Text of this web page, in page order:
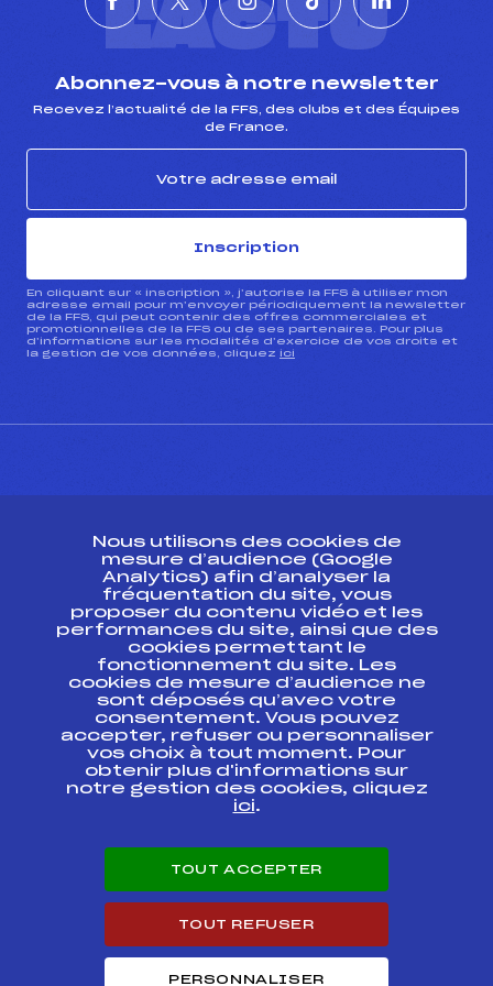
L'ACTU
Abonnez-vous à notre newsletter
Recevez l’actualité de la FFS, des clubs et des Équipes
de France.
Inscription
En cliquant sur « inscription », j’autorise la FFS à utiliser mon
adresse email pour m’envoyer périodiquement la newsletter
de la FFS, qui peut contenir des offres commerciales et
promotionnelles de la FFS ou de ses partenaires. Pour plus
d’informations sur les modalités d’exercice de vos droits et
la gestion de vos données, cliquez ici
Ressources
Pass’Neige
Projet sportif fédéral
Projet de performance fédéral
Antidopage
Pôle Développement, Formation, Suivi
Scientifique
Listes ministérielles
Pôle vie de l’athlète
Enseignement professionnel
Carrières
Nous utilisons des cookies de
mesure d’audience (Google
Analytics) afin d’analyser la
fréquentation du site, vous
proposer du contenu vidéo et les
performances du site, ainsi que des
cookies permettant le
fonctionnement du site. Les
cookies de mesure d’audience ne
sont déposés qu’avec votre
consentement. Vous pouvez
accepter, refuser ou personnaliser
vos choix à tout moment. Pour
obtenir plus d'informations sur
notre gestion des cookies, cliquez
ici.
TOUT ACCEPTER
TOUT REFUSER
PERSONNALISER